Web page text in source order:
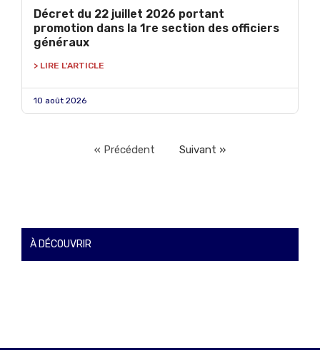
Décret du 22 juillet 2026 portant
promotion dans la 1re section des officiers
généraux
> LIRE L'ARTICLE
10 août 2026
« Précédent Suivant »
À DÉCOUVRIR